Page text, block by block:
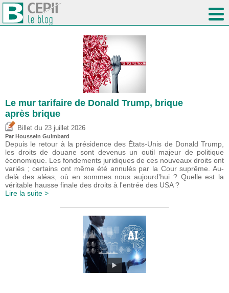
Le mur tarifaire de Donald Trump, brique
après brique
Billet du 23 juillet 2026
Par Houssein Guimbard
Depuis le retour à la présidence des États-Unis de Donald Trump,
les droits de douane sont devenus un outil majeur de politique
économique. Les fondements juridiques de ces nouveaux droits ont
variés ; certains ont même été annulés par la Cour suprême. Au-
delà des aléas, où en sommes nous aujourd'hui ? Quelle est la
véritable hausse finale des droits à l'entrée des USA ?
Lire la suite >